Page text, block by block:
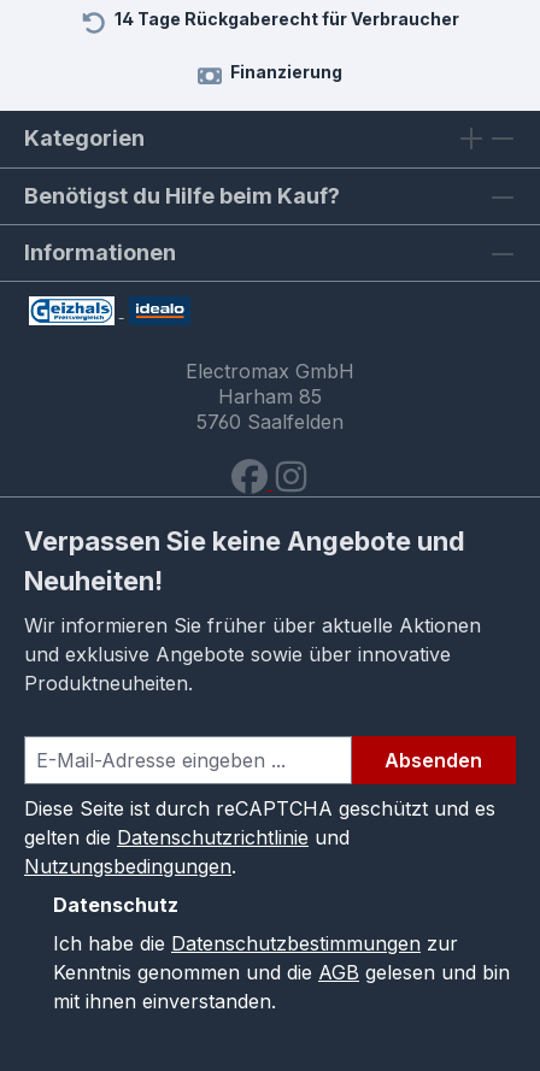
14 Tage Rückgaberecht für Verbraucher
Finanzierung
Kategorien
Benötigst du Hilfe beim Kauf?
Informationen
Electromax GmbH
Harham 85
5760 Saalfelden
Verpassen Sie keine Angebote und
Neuheiten!
Wir informieren Sie früher über aktuelle Aktionen
und exklusive Angebote sowie über innovative
Produktneuheiten.
Absenden
Diese Seite ist durch reCAPTCHA geschützt und es
gelten die Datenschutzrichtlinie und
Nutzungsbedingungen.
Datenschutz
Ich habe die Datenschutzbestimmungen zur
Kenntnis genommen und die AGB gelesen und bin
mit ihnen einverstanden.